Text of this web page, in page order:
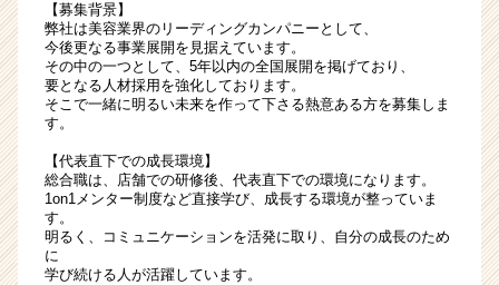
【募集背景】
弊社は美容業界のリーディングカンパニーとして、
今後更なる事業展開を見据えています。
その中の一つとして、5年以内の全国展開を掲げており、
要となる人材採用を強化しております。
そこで一緒に明るい未来を作って下さる熱意ある方を募集しま
す。
【代表直下での成長環境】
総合職は、店舗での研修後、代表直下での環境になります。
1on1メンター制度など直接学び、成長する環境が整っていま
す。
明るく、コミュニケーションを活発に取り、自分の成長のため
に
学び続ける人が活躍しています。